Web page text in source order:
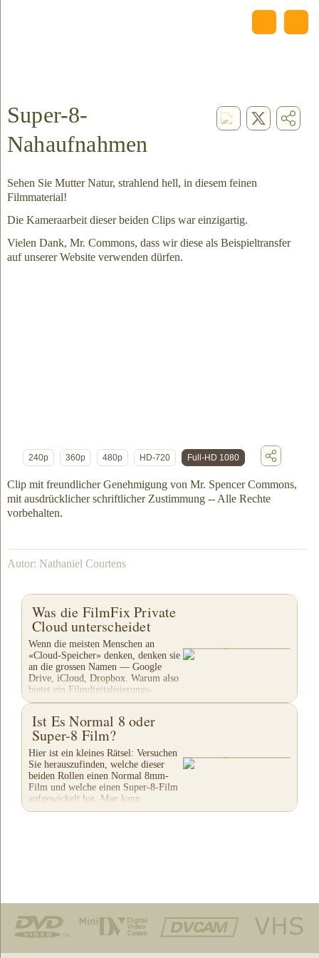
Super-8-
Nahaufnahmen
Sehen Sie Mutter Natur, strahlend hell, in diesem feinen
Filmmaterial!
Die Kameraarbeit dieser beiden Clips war einzigartig.
Vielen Dank, Mr. Commons, dass wir diese als Beispieltransfer
auf unserer Website verwenden dürfen.
240p 360p 480p HD-720 Full-HD 1080
Clip mit freundlicher Genehmigung von Mr. Spencer Commons,
mit ausdrücklicher schriftlicher Zustimmung -- Alle Rechte
vorbehalten.
Autor: Nathaniel Courtens
Was die FilmFix Private
Cloud unterscheidet
Wenn die meisten Menschen an
«Cloud-Speicher» denken, denken sie
an die grossen Namen — Google
Drive, iCloud, Dropbox. Warum also
bietet ein Filmdigitalisierungs-
Unternehmen seinen eigenen...
Ist Es Normal 8 oder
Super-8 Film?
Hier ist ein kleines Rätsel: Versuchen
Sie herauszufinden, welche dieser
beiden Rollen einen Normal 8mm-
Film und welche einen Super-8-Film
aufgewickelt hat. Man kann
bestimmen, welche Art...